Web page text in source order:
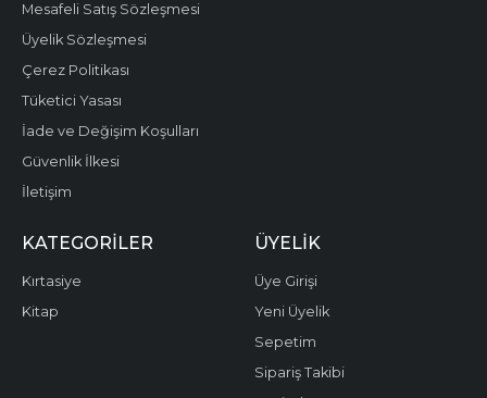
Mesafeli Satış Sözleşmesi
Üyelik Sözleşmesi
Çerez Politikası
Tüketici Yasası
İade ve Değişim Koşulları
Güvenlik İlkesi
İletişim
KATEGORILER
Kırtasiye
Kitap
ÜYELIK
Üye Girişi
Yeni Üyelik
Sepetim
Sipariş Takibi